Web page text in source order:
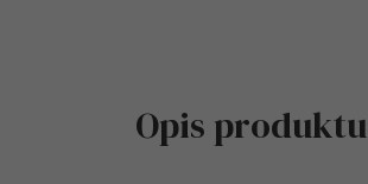
Opis produktu